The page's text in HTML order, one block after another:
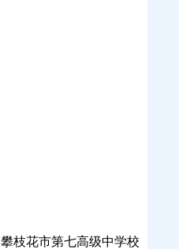
攀枝花市第七高级中学校